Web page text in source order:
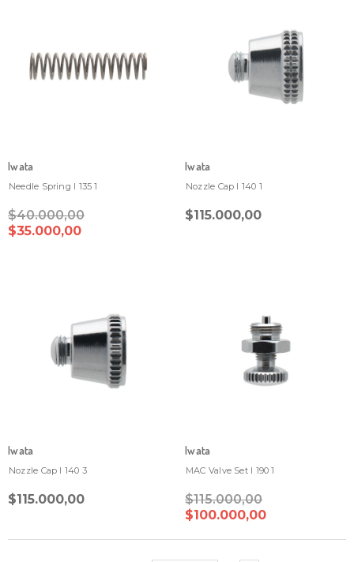
Iwata
Needle Spring I 135 1
$40.000,00
$35.000,00
Iwata
Nozzle Cap I 140 1
$115.000,00
Iwata
Nozzle Cap I 140 3
$115.000,00
Iwata
MAC Valve Set I 190 1
$115.000,00
$100.000,00